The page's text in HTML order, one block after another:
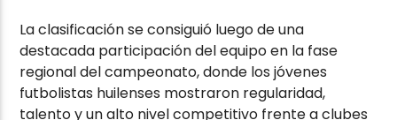
La clasificación se consiguió luego de una
destacada participación del equipo en la fase
regional del campeonato, donde los jóvenes
futbolistas huilenses mostraron regularidad,
talento y un alto nivel competitivo frente a clubes